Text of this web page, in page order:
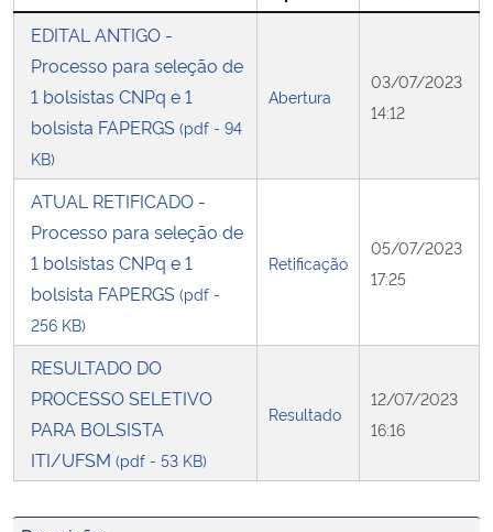
Secretaria de Governo
Gabinete de Segurança Institucional
Advocacia-Geral da União
Banco Central do Brasil
Planalto
EDITAL ANTIGO -
Processo para seleção de
1 bolsistas CNPq e 1
bolsista FAPERGS (pdf - 94
KB)
Abertura
03/07/2023
14:12
ATUAL RETIFICADO -
Processo para seleção de
1 bolsistas CNPq e 1
bolsista FAPERGS (pdf -
256 KB)
Retificação
05/07/2023
17:25
RESULTADO DO
PROCESSO SELETIVO
PARA BOLSISTA
ITI/UFSM (pdf - 53 KB)
Resultado
12/07/2023
16:16